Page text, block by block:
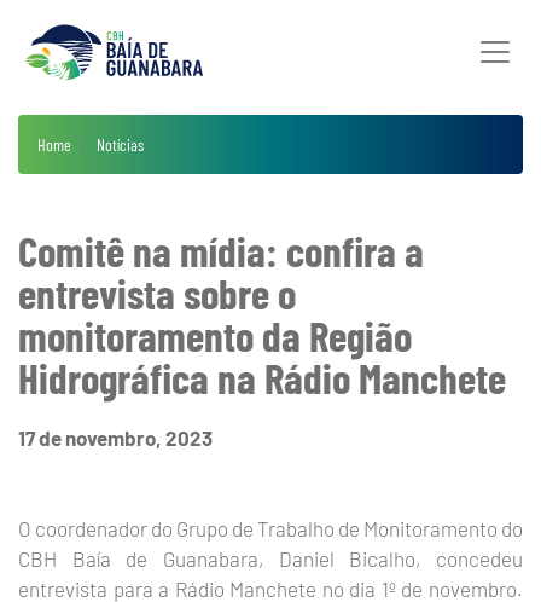
Home Notícias
Comitê na mídia: confira a
entrevista sobre o
monitoramento da Região
Hidrográfica na Rádio Manchete
17 de novembro, 2023
O coordenador do Grupo de Trabalho de Monitoramento do
CBH Baía de Guanabara, Daniel Bicalho, concedeu
entrevista para a Rádio Manchete no dia 1º de novembro.